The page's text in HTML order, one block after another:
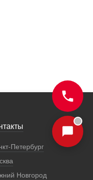
Петербург
Новгород